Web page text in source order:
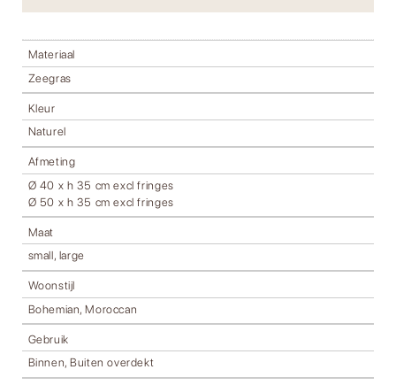
Materiaal
Zeegras
Kleur
Naturel
Afmeting
Ø 40 x h 35 cm excl fringes
Ø 50 x h 35 cm excl fringes
Maat
small, large
Woonstijl
Bohemian, Moroccan
Gebruik
Binnen, Buiten overdekt